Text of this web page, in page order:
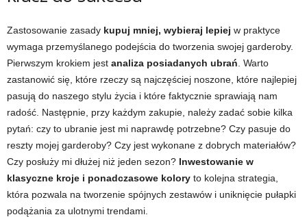
Zastosowanie zasady kupuj mniej, wybieraj lepiej w praktyce
wymaga przemyślanego podejścia do tworzenia swojej garderoby.
Pierwszym krokiem jest analiza posiadanych ubrań . Warto
zastanowić się, które rzeczy są najczęściej noszone, które najlepiej
pasują do naszego stylu życia i które faktycznie sprawiają nam
radość. Następnie, przy każdym zakupie, należy zadać sobie kilka
pytań: czy to ubranie jest mi naprawdę potrzebne? Czy pasuje do
reszty mojej garderoby? Czy jest wykonane z dobrych materiałów?
Czy posłuży mi dłużej niż jeden sezon? Inwestowanie w
klasyczne kroje i ponadczasowe kolory to kolejna strategia,
która pozwala na tworzenie spójnych zestawów i uniknięcie pułapki
podążania za ulotnymi trendami.